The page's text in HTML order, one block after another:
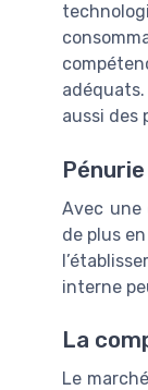
aussi des
Avec une
de plus
interne
La
Le